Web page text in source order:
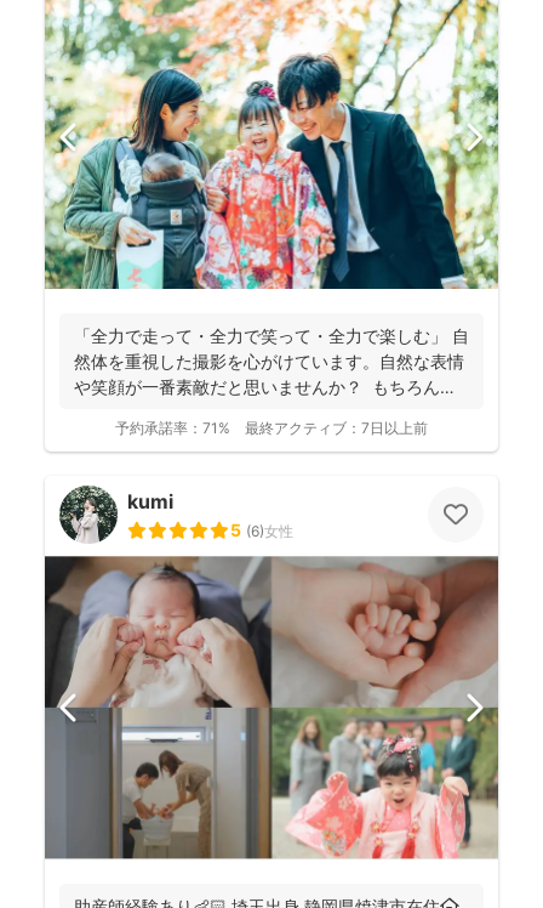
「全力で走って・全力で笑って・全力で楽しむ」 自
然体を重視した撮影を心がけています。自然な表情
や笑顔が一番素敵だと思いませんか？ もちろん、
予約承諾率： 71% 最終アクティブ： 7日以上前
kumi
5 (6)女性